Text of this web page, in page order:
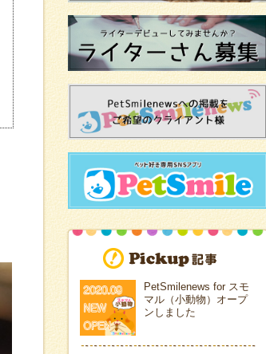
PetSmilenews for スモ
マル（小動物）オープ
ンしました